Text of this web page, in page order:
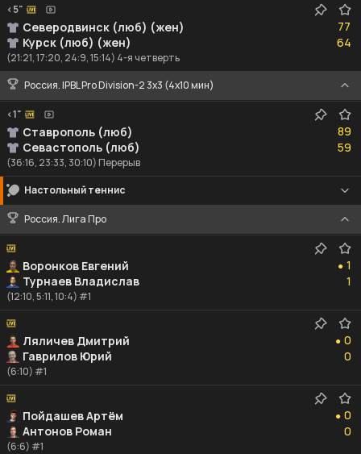
<5"
Северодвинск (люб) (жен)
Курск (люб) (жен)
77
77
64
64
(21:21, 17:20, 24:9, 15:14) 4-я четверть
Россия. IPBL Pro Division-2 3x3 (4x10 мин)
<1"
Ставрополь (люб)
Севастополь (люб)
89
89
59
59
(36:16, 23:33, 30:10) Перерыв
Настольный теннис
Россия. Лига Про
Воронков Евгений
Турнаев Владислав
●
1
11
1
(12:10, 5:11, 10:4) #1
Ляличев Дмитрий
Гаврилов Юрий
●
0
0
0
0
(6:10) #1
Пойдашев Артём
Антонов Роман
●
0
0
0
0
(6:6) #1